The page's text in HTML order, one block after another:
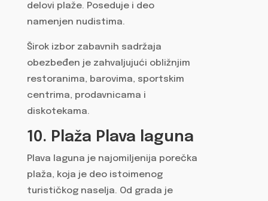
delovi plaže. Poseduje i deo
namenjen nudistima.
Širok izbor zabavnih sadržaja
obezbeđen je zahvaljujući obližnjim
restoranima, barovima, sportskim
centrima, prodavnicama i
diskotekama.
10. Plaža Plava laguna
Plava laguna je najomiljenija porečka
plaža, koja je deo istoimenog
turističkog naselja. Od grada je